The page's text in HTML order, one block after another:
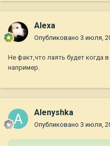
Alexa
Опубликовано 3 июля,
Не факт,что лаять будет когда
например.
Alenyshka
Опубликовано 3 июля,